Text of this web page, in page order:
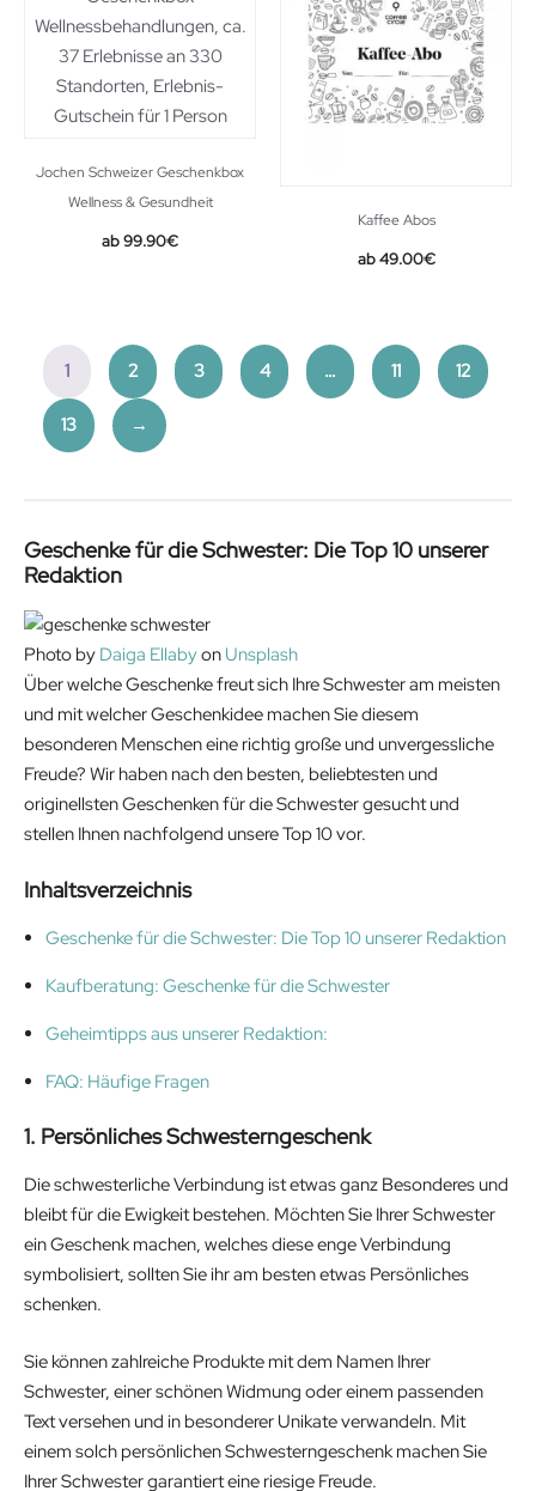
Jochen Schweizer Geschenkbox
Wellness & Gesundheit
99.90€
Kaffee Abos
49.00€
1 2 3 4 … 11 12
13 →
Geschenke für die Schwester: Die Top 10 unserer
Redaktion
Photo by Daiga Ellabyon Unsplash
Über welche Geschenke freut sich Ihre Schwester am meisten
und mit welcher Geschenkidee machen Sie diesem
besonderen Menschen eine richtig große und unvergessliche
Freude? Wir haben nach den besten, beliebtesten und
originellsten Geschenken für die Schwester gesucht und
stellen Ihnen nachfolgend unsere Top 10 vor.
Inhaltsverzeichnis
Geschenke für die Schwester: Die Top 10 unserer Redaktion
Kaufberatung: Geschenke für die Schwester
Geheimtipps aus unserer Redaktion:
FAQ: Häufige Fragen
1. Persönliches Schwesterngeschenk
Die schwesterliche Verbindung ist etwas ganz Besonderes und
bleibt für die Ewigkeit bestehen. Möchten Sie Ihrer Schwester
ein Geschenk machen, welches diese enge Verbindung
symbolisiert, sollten Sie ihr am besten etwas Persönliches
schenken.
Sie können zahlreiche Produkte mit dem Namen Ihrer
Schwester, einer schönen Widmung oder einem passenden
Text versehen und in besonderer Unikate verwandeln. Mit
einem solch persönlichen Schwesterngeschenk machen Sie
Ihrer Schwester garantiert eine riesige Freude.